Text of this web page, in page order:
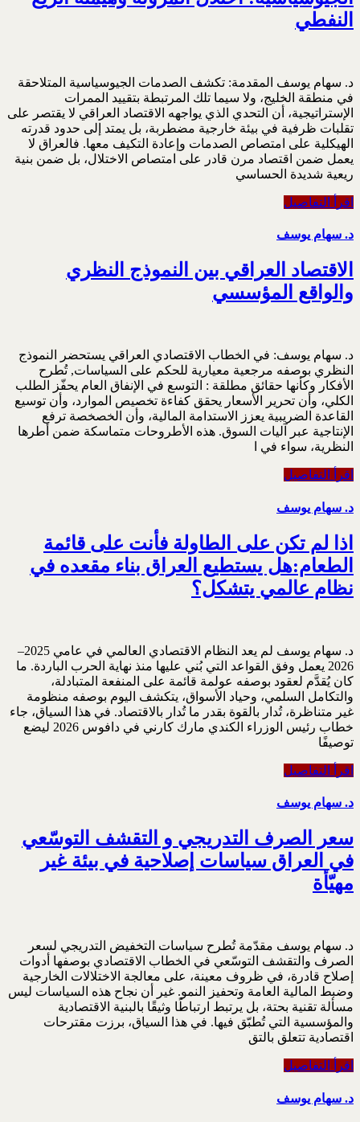
النفطي
د. سهام يوسف المقدمة:‏ تكشف الصدمات الجيوسياسية المتلاحقة
في منطقة الخليج، ولا سيما تلك المرتبطة بتقييد الممرات
‏الإستراتيجية، أن التحدي الذي يواجهه الاقتصاد العراقي لا يقتصر على
تقلبات ظرفية في بيئة خارجية ‏مضطربة، بل يمتد إلى حدود قدرته
الهيكلية على امتصاص الصدمات وإعادة التكيف معها. فالعراق لا
يعمل ‏ضمن اقتصاد مرن قادر على امتصاص الاختلال، بل ضمن بنية
ريعية شديدة الحساسي
اقرأ التفاصيل
د. سهام يوسف
الاقتصاد العراقي بين النموذج النظري
والواقع المؤسسي
د. سهام يوسف: في الخطاب الاقتصادي العراقي يستحضر النموذج
النظري بوصفه مرجعية معيارية للحكم على السياسات, ‏تُطرح
الأفكار وكأنها حقائق مطلقة : التوسع في الإنفاق العام يحفّز الطلب
الكلي، وأن تحرير الأسعار يحقق ‏كفاءة تخصيص الموارد، وأن توسيع
القاعدة الضريبية يعزز الاستدامة المالية، وأن الخصخصة ترفع
‏الإنتاجية عبر آليات السوق. هذه الأطروحات متماسكة ضمن أطرها
النظرية، سواء في ا
اقرأ التفاصيل
د. سهام يوسف
اذا لم تكن على الطاولة فأنت على قائمة
الطعام:هل يستطيع العراق بناء مقعده في
نظام عالمي يتشكل؟
د. سهام يوسف لم يعد النظام الاقتصادي العالمي في عامي 2025–
2026 يعمل وفق القواعد التي بُني عليها منذ نهاية ‏الحرب الباردة. ما
كان يُقدَّم لعقود بوصفه عولمة قائمة على المنفعة المتبادلة،
والتكامل السلمي، وحياد ‏الأسواق، يتكشف اليوم بوصفه منظومة
غير متناظرة، تُدار بالقوة بقدر ما تُدار بالاقتصاد. في هذا السياق، ‏جاء
خطاب رئيس الوزراء الكندي مارك كارني في دافوس 2026 ليضع
توصيفًا
اقرأ التفاصيل
د. سهام يوسف
سعر الصرف التدريجي و التقشف التوسّعي
في العراق سياسات إصلاحية في بيئة غير
مهيّأة
د. سهام يوسف مقدّمة تُطرح سياسات التخفيض التدريجي لسعر
الصرف والتقشف التوسّعي في الخطاب الاقتصادي بوصفها أدوات
‏إصلاح قادرة، في ظروف معينة، على معالجة الاختلالات الخارجية
وضبط المالية العامة وتحفيز النمو. غير ‏أن نجاح هذه السياسات ليس
مسألة تقنية بحتة، بل يرتبط ارتباطًا وثيقًا بالبنية الاقتصادية
والمؤسسية التي ‏تُطبّق فيها. في هذا السياق، برزت مقترحات
اقتصادية تتعلق بالتق
اقرأ التفاصيل
د. سهام يوسف